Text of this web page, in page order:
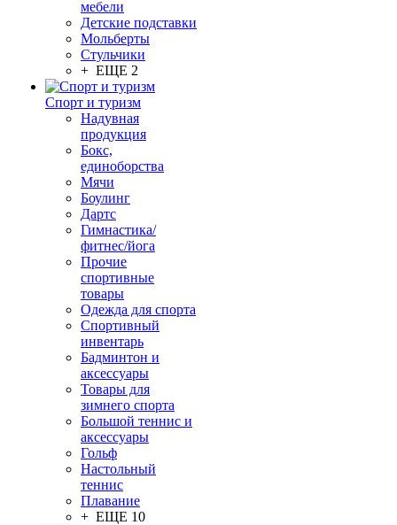
мебели
Детские подставки
Мольберты
Стульчики
+ ЕЩЕ 2
Спорт и туризм
Надувная
продукция
Бокс,
единоборства
Мячи
Боулинг
Дартс
Гимнастика/
фитнес/йога
Прочие
спортивные
товары
Одежда для спорта
Спортивный
инвентарь
Бадминтон и
аксессуары
Товары для
зимнего спорта
Большой теннис и
аксессуары
Гольф
Настольный
теннис
Плавание
+ ЕЩЕ 10